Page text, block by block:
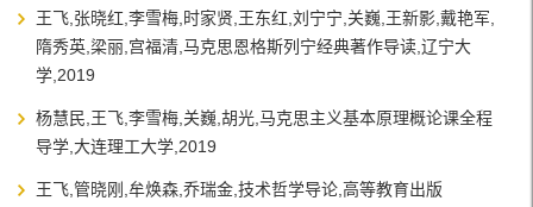
王飞,张晓红,李雪梅,时家贤,王东红,刘宁宁,关巍,王新影,戴艳军,
隋秀英,梁丽,宫福清,马克思恩格斯列宁经典著作导读,辽宁大
学,2019
杨慧民,王飞,李雪梅,关巍,胡光,马克思主义基本原理概论课全程
导学,大连理工大学,2019
王飞,管晓刚,牟焕森,乔瑞金,技术哲学导论,高等教育出版